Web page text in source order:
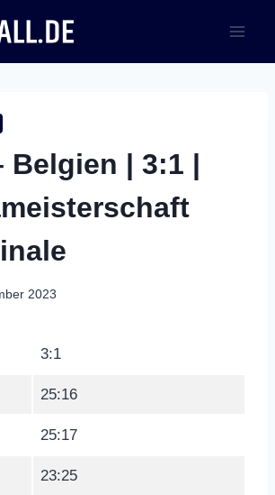
Belgien | 3:1 |
2023
3:1
25:16
25:17
23:25